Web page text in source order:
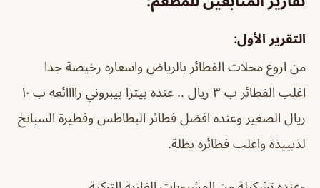
التقرير الأول:
من اروع محلات الفطائر بالرياض واسعاره رخيصة جدا
اغلب الفطائر ب ٣ ريال .. عنده بيتزا بيبروني راااائعه ب ١٠
ريال الصغير وعنده افضل فطائر البطاطس وفطيرة السبانخ
لذيييذة واغلب فطائره بطلة.